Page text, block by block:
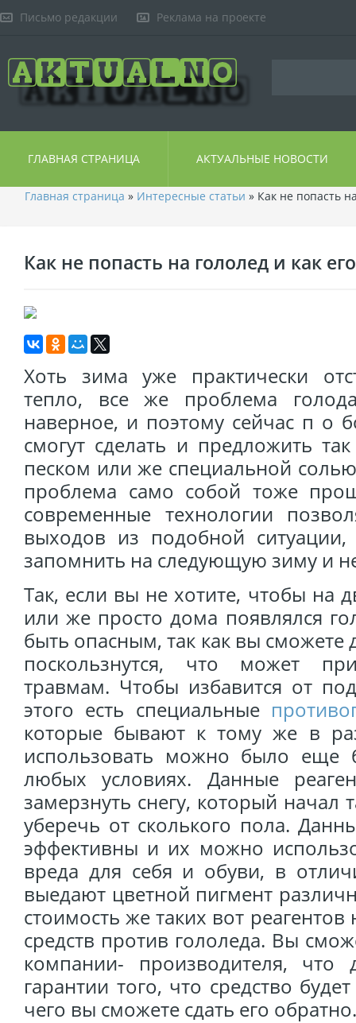
Письмо редакции Реклама на проекте
ГЛАВНАЯ СТРАНИЦА АКТУАЛЬНЫЕ НОВОСТИ
Главная страница » Интересные статьи » Как не попасть
Как не попасть на гололед и как
Хоть зима уже практически
тепло, все же проблема
наверное, и поэтому сейчас п о
смогут сделать и предложить
песком или же специальной
проблема само собой тоже
современные технологии
выходов из подобной
запомнить на следующую зиму и
Так, если вы не хотите, чтобы на
или же просто дома появлялся
быть опасным, так как вы сможете
поскользнутся, что может
травмам. Чтобы избавится от
этого есть специальные
которые бывают к тому же в
использовать можно было еще
любых условиях. Данные
замерзнуть снегу, который начал
уберечь от сколького пола.
эффективны и их можно
вреда для себя и обуви, в
выедают цветной пигмент
стоимость же таких вот
средств против гололеда. Вы
компании- производителя, что
гарантии того, что средство
чего вы сможете сдать его обратно.